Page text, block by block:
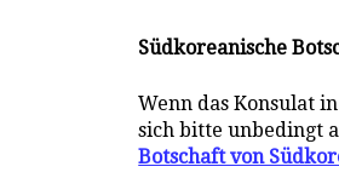
Südkoreanische
Wenn das Konsulat
sich bitte unbedingt
Botschaft von